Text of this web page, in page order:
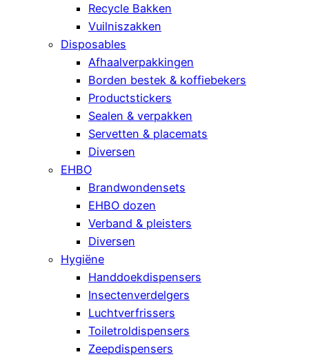
Recycle Bakken
Vuilniszakken
Disposables
Afhaalverpakkingen
Borden bestek & koffiebekers
Productstickers
Sealen & verpakken
Servetten & placemats
Diversen
EHBO
Brandwondensets
EHBO dozen
Verband & pleisters
Diversen
Hygiëne
Handdoekdispensers
Insectenverdelgers
Luchtverfrissers
Toiletroldispensers
Zeepdispensers